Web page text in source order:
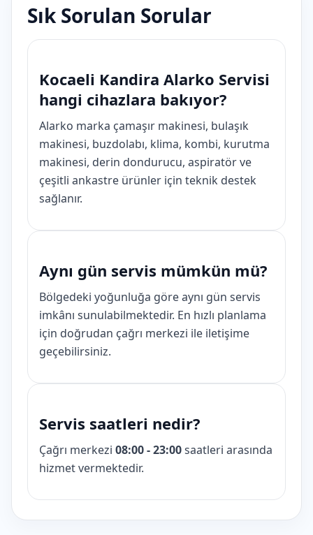
Sık Sorulan Sorular
Kocaeli Kandira Alarko Servisi
hangi cihazlara bakıyor?
Alarko marka çamaşır makinesi, bulaşık
makinesi, buzdolabı, klima, kombi, kurutma
makinesi, derin dondurucu, aspiratör ve
çeşitli ankastre ürünler için teknik destek
sağlanır.
Aynı gün servis mümkün mü?
Bölgedeki yoğunluğa göre aynı gün servis
imkânı sunulabilmektedir. En hızlı planlama
için doğrudan çağrı merkezi ile iletişime
geçebilirsiniz.
Servis saatleri nedir?
Çağrı merkezi 08:00 - 23:00saatleri arasında
hizmet vermektedir.